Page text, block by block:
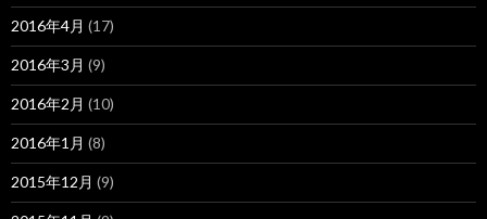
2016年4月 (17)
2016年3月 (9)
2016年2月 (10)
2016年1月 (8)
2015年12月 (9)